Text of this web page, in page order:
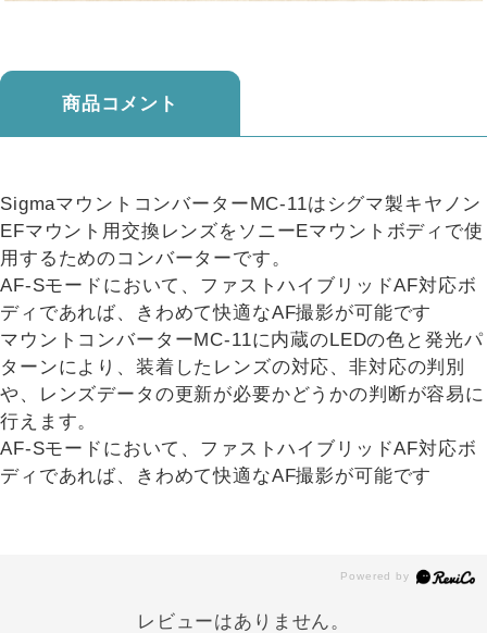
商品コメント
SigmaマウントコンバーターMC-11はシグマ製キヤノン
EFマウント用交換レンズをソニーEマウントボディで使
用するためのコンバーターです。
AF-Sモードにおいて、ファストハイブリッドAF対応ボ
ディであれば、きわめて快適なAF撮影が可能です
マウントコンバーターMC-11に内蔵のLEDの色と発光パ
ターンにより、装着したレンズの対応、非対応の判別
や、レンズデータの更新が必要かどうかの判断が容易に
行えます。
AF-Sモードにおいて、ファストハイブリッドAF対応ボ
ディであれば、きわめて快適なAF撮影が可能です
レビューはありません。